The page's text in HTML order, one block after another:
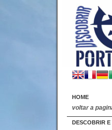
HOME
voltar a
DESCOBRIR E